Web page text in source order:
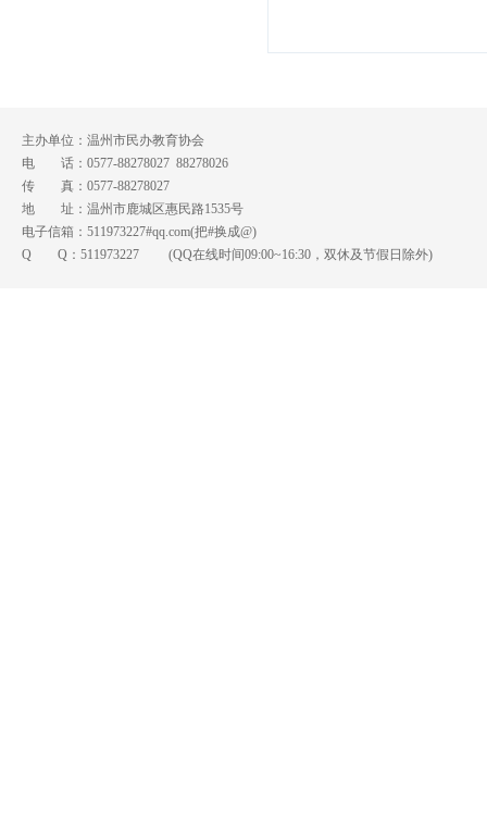
主办单位：温州市民办教育协会
电 话：0577-88278027 88278026
传 真：0577-88278027
地 址：温州市鹿城区惠民路1535号
电子信箱：511973227#qq.com(把#换成@)
Q Q： 511973227 (QQ在线时间09:00~16:30，双休及节假日除外)